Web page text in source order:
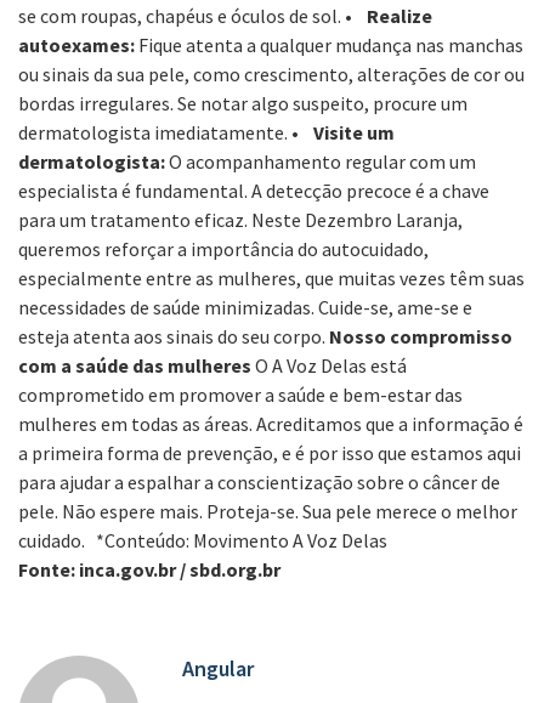
se com roupas, chapéus e óculos de sol. • Realize
autoexames: Fique atenta a qualquer mudança nas manchas
ou sinais da sua pele, como crescimento, alterações de cor ou
bordas irregulares. Se notar algo suspeito, procure um
dermatologista imediatamente. • Visite um
dermatologista:O acompanhamento regular com um
especialista é fundamental. A detecção precoce é a chave
para um tratamento eficaz. Neste Dezembro Laranja,
queremos reforçar a importância do autocuidado,
especialmente entre as mulheres, que muitas vezes têm suas
necessidades de saúde minimizadas. Cuide-se, ame-se e
esteja atenta aos sinais do seu corpo. Nosso compromisso
com a saúde das mulheres O A Voz Delas está
comprometido em promover a saúde e bem-estar das
mulheres em todas as áreas. Acreditamos que a informação é
a primeira forma de prevenção, e é por isso que estamos aqui
para ajudar a espalhar a conscientização sobre o câncer de
pele. Não espere mais. Proteja-se. Sua pele merece o melhor
cuidado. *Conteúdo: Movimento A Voz Delas
Fonte: inca.gov.br / sbd.org.br
Angular